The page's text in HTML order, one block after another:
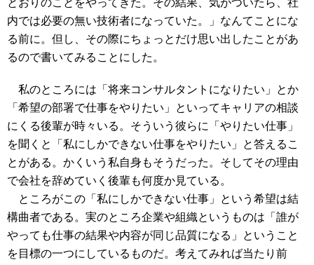
とおりのことをやってきた。その結果、気がついたら、社
内では必要の無い技術者になっていた。」なんてことにな
る前に。但し、その際にちょっとだけ思い出したことがあ
るので書いてみることにした。
私のところには「将来コンサルタントになりたい」とか
「希望の部署で仕事をやりたい」といってキャリアの相談
にくる後輩が時々いる。そういう彼らに「やりたい仕事」
を聞くと「私にしかできない仕事をやりたい」と答えるこ
とがある。かくいう私自身もそうだった。そしてその理由
で会社を辞めていく後輩も何度か見ている。
ところがこの「私にしかできない仕事」という希望は結
構曲者である。実のところ企業や組織というものは「誰が
やっても仕事の結果や内容が同じ品質になる」ということ
を目標の一つにしているものだ。考えてみれば当たり前